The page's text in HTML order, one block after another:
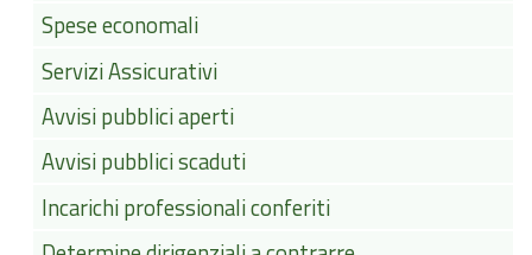
Spese economali
Servizi Assicurativi
Avvisi pubblici aperti
Avvisi pubblici scaduti
Incarichi professionali conferiti